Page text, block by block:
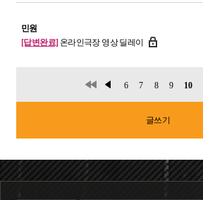
민원
[답변완료] 온라인극장 영상 딜레이
6 7 8 9 10
글쓰기